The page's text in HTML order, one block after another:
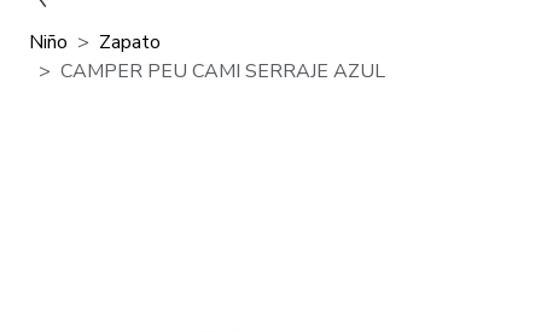
Niño
Zapato
CAMPER PEU CAMI SERRAJE AZUL